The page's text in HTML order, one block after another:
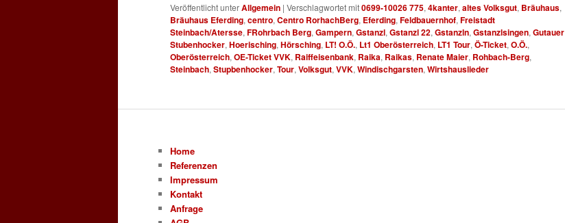
Veröffentlicht unterAllgemein | Verschlagwortet mit0699-10026 775, 4kanter, altes Volksgut, Bräuhaus,
Bräuhaus Eferding, centro, Centro RorhachBerg, Eferding, Feldbauernhof, Freistadt
Steinbach/Atersse, FRohrbach Berg, Gampern, Gstanzl, Gstanzl 22, Gstanzln, Gstanzlsingen, Gutauer
Stubenhocker, Hoerisching, Hörsching, LT! O.Ö., Lt1 Oberösterreich, LT1 Tour, Ö-Ticket, O.Ö.,
Oberösterreich, OE-Ticket VVK, Raiffeisenbank, Raika, Raikas, Renate Maier, Rohbach-Berg,
Steinbach, Stupbenhocker, Tour, Volksgut, VVK, Windischgarsten, Wirtshauslieder
Home
Referenzen
Impressum
Kontakt
Anfrage